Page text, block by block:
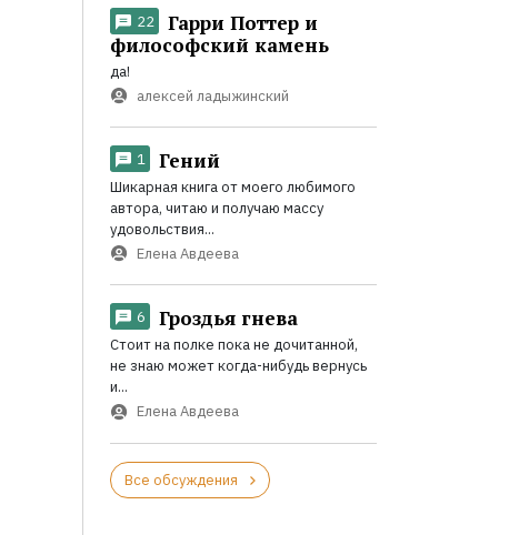
22
Гарри Поттер и
философский камень
да!
алексей ладыжинский
1 Гений
Шикарная книга от моего любимого
автора, читаю и получаю массу
удовольствия...
Елена Авдеева
6 Гроздья гнева
Стоит на полке пока не дочитанной,
не знаю может когда-нибудь вернусь
и...
Елена Авдеева
Все обсуждения